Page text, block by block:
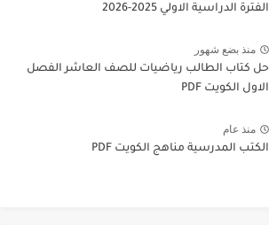
الفترة الدراسية الاولي 2025-2026
منذ بضع شهور
حل كتاب الطالب رياضيات للصف العاشر الفصل
الاول الكويت PDF
منذ عام
الكتب المدرسية مناهج الكويت PDF